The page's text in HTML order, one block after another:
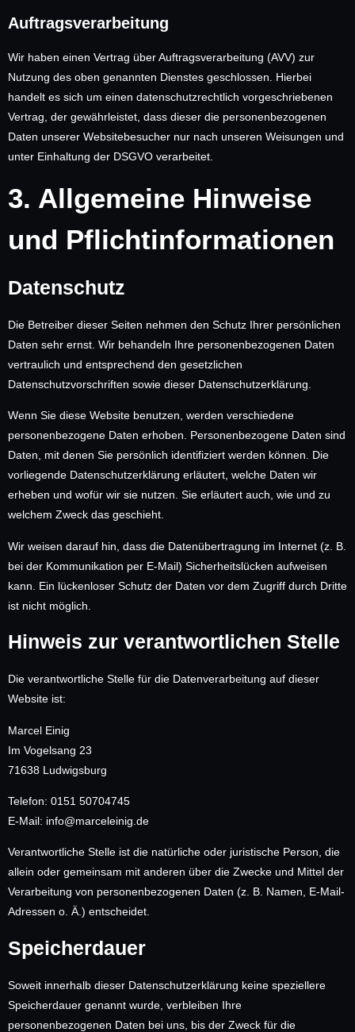
Auftragsverarbeitung
Wir haben einen Vertrag über Auftragsverarbeitung (AVV) zur
Nutzung des oben genannten Dienstes geschlossen. Hierbei
handelt es sich um einen datenschutzrechtlich vorgeschriebenen
Vertrag, der gewährleistet, dass dieser die personenbezogenen
Daten unserer Websitebesucher nur nach unseren Weisungen und
unter Einhaltung der DSGVO verarbeitet.
3. Allgemeine Hinweise
und Pflicht­informationen
Datenschutz
Die Betreiber dieser Seiten nehmen den Schutz Ihrer persönlichen
Daten sehr ernst. Wir behandeln Ihre personenbezogenen Daten
vertraulich und entsprechend den gesetzlichen
Datenschutzvorschriften sowie dieser Datenschutzerklärung.
Wenn Sie diese Website benutzen, werden verschiedene
personenbezogene Daten erhoben. Personenbezogene Daten sind
Daten, mit denen Sie persönlich identifiziert werden können. Die
vorliegende Datenschutzerklärung erläutert, welche Daten wir
erheben und wofür wir sie nutzen. Sie erläutert auch, wie und zu
welchem Zweck das geschieht.
Wir weisen darauf hin, dass die Datenübertragung im Internet (z. B.
bei der Kommunikation per E-Mail) Sicherheitslücken aufweisen
kann. Ein lückenloser Schutz der Daten vor dem Zugriff durch Dritte
ist nicht möglich.
Hinweis zur verantwortlichen Stelle
Die verantwortliche Stelle für die Datenverarbeitung auf dieser
Website ist:
Marcel Einig
Im Vogelsang 23
71638 Ludwigsburg
Telefon: 0151 50704745
E-Mail: info@marceleinig.de
Verantwortliche Stelle ist die natürliche oder juristische Person, die
allein oder gemeinsam mit anderen über die Zwecke und Mittel der
Verarbeitung von personenbezogenen Daten (z. B. Namen, E-Mail-
Adressen o. Ä.) entscheidet.
Speicherdauer
Soweit innerhalb dieser Datenschutzerklärung keine speziellere
Speicherdauer genannt wurde, verbleiben Ihre
personenbezogenen Daten bei uns, bis der Zweck für die